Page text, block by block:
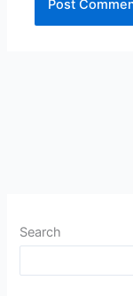
Search